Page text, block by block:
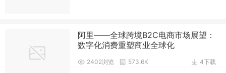
阿里——全球跨境B2C电商市场展望：
数字化消费重塑商业全球化
4下载
2402浏览 573.6K